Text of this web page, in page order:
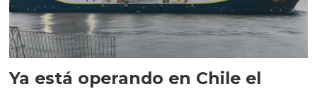
Ya está operando en Chile el